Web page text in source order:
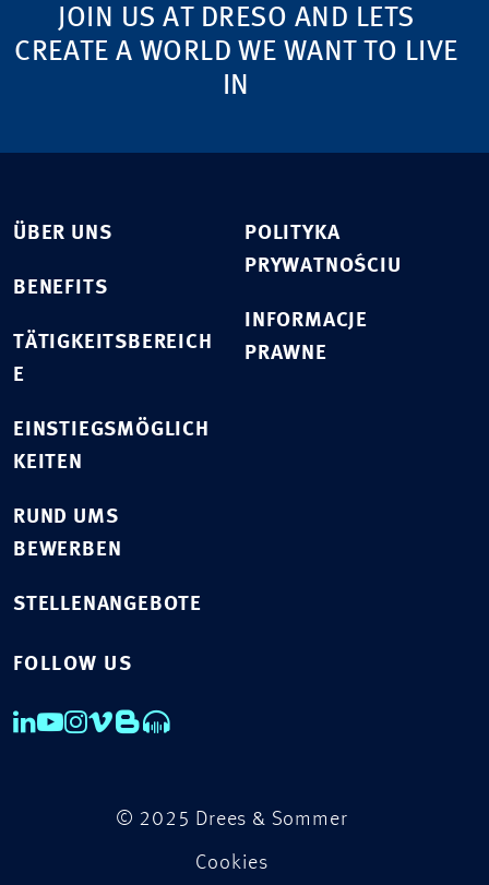
JOIN US AT DRESO AND LETS
CREATE A WORLD WE WANT TO LIVE
IN
ÜBER UNS
BENEFITS
TÄTIGKEITSBEREICH
E
EINSTIEGSMÖGLICH
KEITEN
RUND UMS
BEWERBEN
STELLENANGEBOTE
POLITYKA
PRYWATNOŚCIU
INFORMACJE
PRAWNE
FOLLOW US
© 2025 Drees & Sommer
Cookies